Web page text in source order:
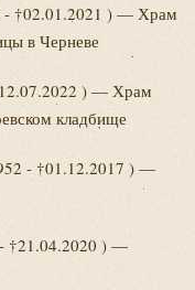
- †02.01.2021 ) — Храм
в Черневе
) — Храм
кладбище
- †01.12.2017 ) —
†21.04.2020 ) —